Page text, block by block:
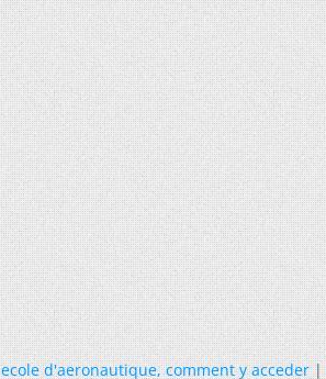
ecole d'aeronautique, comment y acceder|